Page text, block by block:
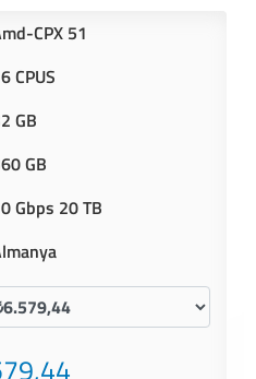
CPX 51
CPUS
GB
GB
Gbps 20 TB